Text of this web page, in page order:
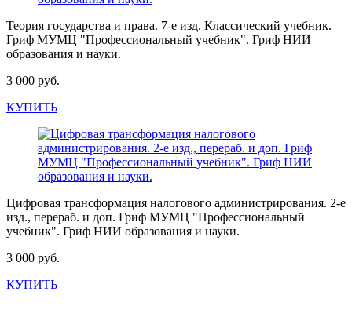
Теория государства и права. 7-е изд. Классический учебник.
Гриф МУМЦ "Профессиональный учебник". Гриф НИИ
образования и науки.
3 000 руб.
КУПИТЬ
Цифровая трансформация налогового администрирования. 2-е
изд., перераб. и доп. Гриф МУМЦ "Профессиональный
учебник". Гриф НИИ образования и науки.
3 000 руб.
КУПИТЬ